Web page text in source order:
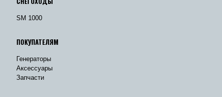
SM 1000
ПОКУПАТЕЛЯМ
Генераторы
Аксессуары
Запчасти